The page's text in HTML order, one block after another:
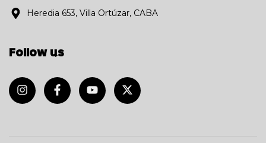
Heredia 653, Villa Ortúzar, CABA
Follow us